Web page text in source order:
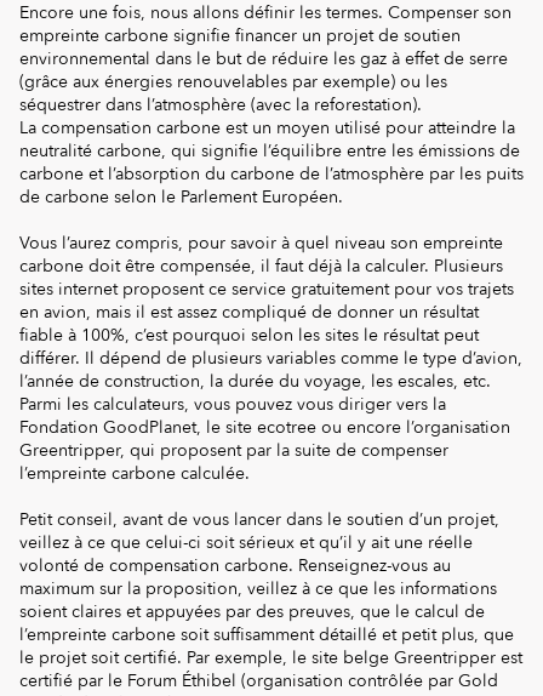
Encore une fois, nous allons définir les termes. Compenser son
empreinte carbone signifie financer un projet de soutien
environnemental dans le but de réduire les gaz à effet de serre
(grâce aux énergies renouvelables par exemple) ou les
séquestrer dans l’atmosphère (avec la reforestation).
La compensation carbone est un moyen utilisé pour atteindre la
neutralité carbone, qui signifie l’équilibre entre les émissions de
carbone et l’absorption du carbone de l’atmosphère par les puits
de carbone selon le Parlement Européen.
Vous l’aurez compris, pour savoir à quel niveau son empreinte
carbone doit être compensée, il faut déjà la calculer. Plusieurs
sites internet proposent ce service gratuitement pour vos trajets
en avion, mais il est assez compliqué de donner un résultat
fiable à 100%, c’est pourquoi selon les sites le résultat peut
différer. Il dépend de plusieurs variables comme le type d’avion,
l’année de construction, la durée du voyage, les escales, etc.
Parmi les calculateurs, vous pouvez vous diriger vers la
Fondation GoodPlanet, le site ecotree ou encore l’organisation
Greentripper, qui proposent par la suite de compenser
l’empreinte carbone calculée.
Petit conseil, avant de vous lancer dans le soutien d’un projet,
veillez à ce que celui-ci soit sérieux et qu’il y ait une réelle
volonté de compensation carbone. Renseignez-vous au
maximum sur la proposition, veillez à ce que les informations
soient claires et appuyées par des preuves, que le calcul de
l’empreinte carbone soit suffisamment détaillé et petit plus, que
le projet soit certifié. Par exemple, le site belge Greentripper est
certifié par le Forum Éthibel (organisation contrôlée par Gold